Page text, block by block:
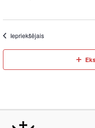
Iepriekšējais